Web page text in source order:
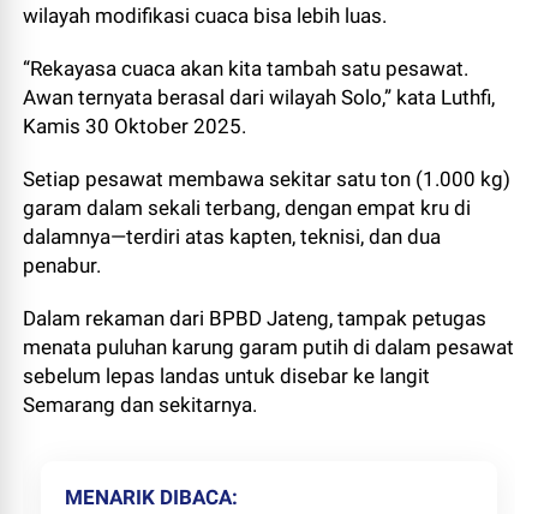
wilayah modifikasi cuaca bisa lebih luas.
“Rekayasa cuaca akan kita tambah satu pesawat.
Awan ternyata berasal dari wilayah Solo,” kata Luthfi,
Kamis 30 Oktober 2025.
Setiap pesawat membawa sekitar satu ton (1.000 kg)
garam dalam sekali terbang, dengan empat kru di
dalamnya—terdiri atas kapten, teknisi, dan dua
penabur.
Dalam rekaman dari BPBD Jateng, tampak petugas
menata puluhan karung garam putih di dalam pesawat
sebelum lepas landas untuk disebar ke langit
Semarang dan sekitarnya.
MENARIK DIBACA